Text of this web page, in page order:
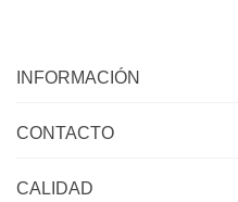
INFORMACIÓN
CONTACTO
CALIDAD